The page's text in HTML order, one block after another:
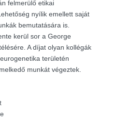
felmerülő etikai
nyílik emellett saját
bemutatására is.
kerül sor a George
A díjat olyan kollégák
területén
munkát végeztek.